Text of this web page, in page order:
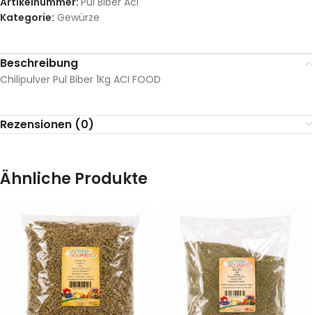
Kategorie: Gewürze
Beschreibung
Chilipulver Pul Biber 1Kg ACI FOOD
Rezensionen (0)
Ähnliche Produkte